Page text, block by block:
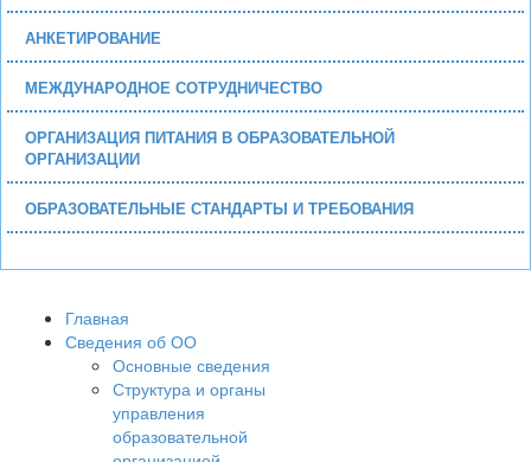
АНКЕТИРОВАНИЕ
МЕЖДУНАРОДНОЕ СОТРУДНИЧЕСТВО
ОРГАНИЗАЦИЯ ПИТАНИЯ В ОБРАЗОВАТЕЛЬНОЙ
ОРГАНИЗАЦИИ
ОБРАЗОВАТЕЛЬНЫЕ СТАНДАРТЫ И ТРЕБОВАНИЯ
Главная
Сведения об ОО
Основные сведения
Структура и органы
управления
образовательной